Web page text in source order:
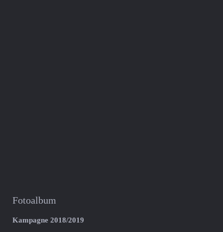
Fotoalbum
Kampagne 2018/2019